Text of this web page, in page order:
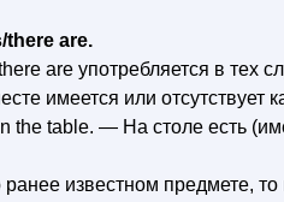
there are.
are употребляется в тех
имеется или отсутствует
the table. — На столе есть
ранее известном предмете,